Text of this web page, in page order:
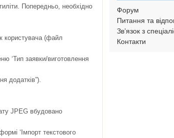
Попередньо, необхідно
користувача (файл
‘Тип заявки/виготовлення
додатків”).
JPEG вбудовано
‘Імпорт текстового
Форум
Питання та
Зв’язок з
Контакти